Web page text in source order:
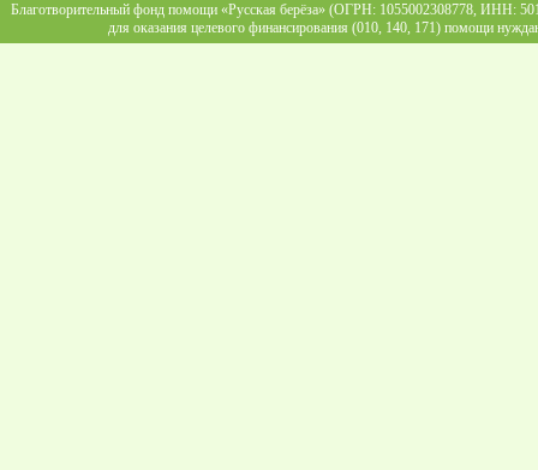
Благотворительный фонд помощи «Русская берёза» (ОГРН: 1055002308778, ИНН:
для оказания целевого финансирования (010, 140, 171) помощи